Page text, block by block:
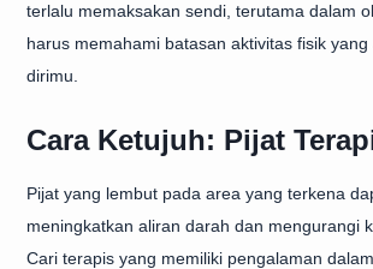
terlalu memaksakan sendi, terutama dalam
harus memahami batasan aktivitas fisik
dirimu.
Cara Ketujuh: Pijat
Pijat yang lembut pada area yang terkena
meningkatkan aliran darah dan mengurangi
Cari terapis yang memiliki pengalaman